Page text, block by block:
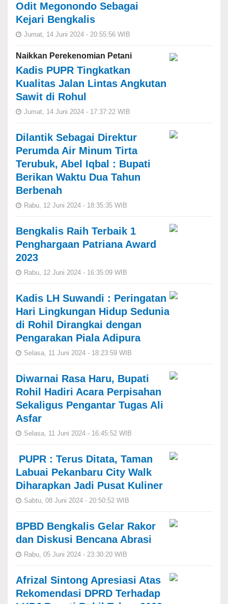
Odit Megonondo Sebagai
Kejari Bengkalis
Jumat, 14 Juni 2024 - 20:55:56 WIB
Naikkan Perekenomian Petani
Kadis PUPR Tingkatkan
Kualitas Jalan Lintas Angkutan
Sawit di Rohul
Jumat, 14 Juni 2024 - 17:37:22 WIB
Dilantik Sebagai Direktur
Perumda Air Minum Tirta
Terubuk, Abel Iqbal : Bupati
Berikan Waktu Dua Tahun
Berbenah
Rabu, 12 Juni 2024 - 18:35:35 WIB
Bengkalis Raih Terbaik 1
Penghargaan Patriana Award
2023
Rabu, 12 Juni 2024 - 16:35:09 WIB
Kadis LH Suwandi : Peringatan
Hari Lingkungan Hidup Sedunia
di Rohil Dirangkai dengan
Pengarakan Piala Adipura
Selasa, 11 Juni 2024 - 18:23:59 WIB
Diwarnai Rasa Haru, Bupati
Rohil Hadiri Acara Perpisahan
Sekaligus Pengantar Tugas Ali
Asfar
Selasa, 11 Juni 2024 - 16:45:52 WIB
PUPR : Terus Ditata, Taman
Labuai Pekanbaru City Walk
Diharapkan Jadi Pusat Kuliner
Sabtu, 08 Juni 2024 - 20:50:52 WIB
BPBD Bengkalis Gelar Rakor
dan Diskusi Bencana Abrasi
Rabu, 05 Juni 2024 - 23:30:20 WIB
Afrizal Sintong Apresiasi Atas
Rekomendasi DPRD Terhadap